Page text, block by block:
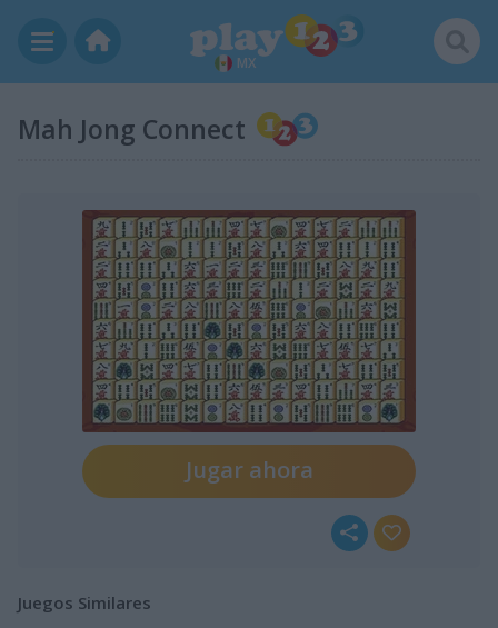
MX
Mah Jong Connect
Jugar ahora
Juegos Similares